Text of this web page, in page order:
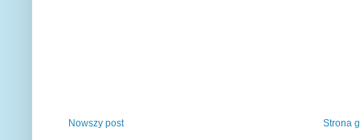
Nowszy post Strona